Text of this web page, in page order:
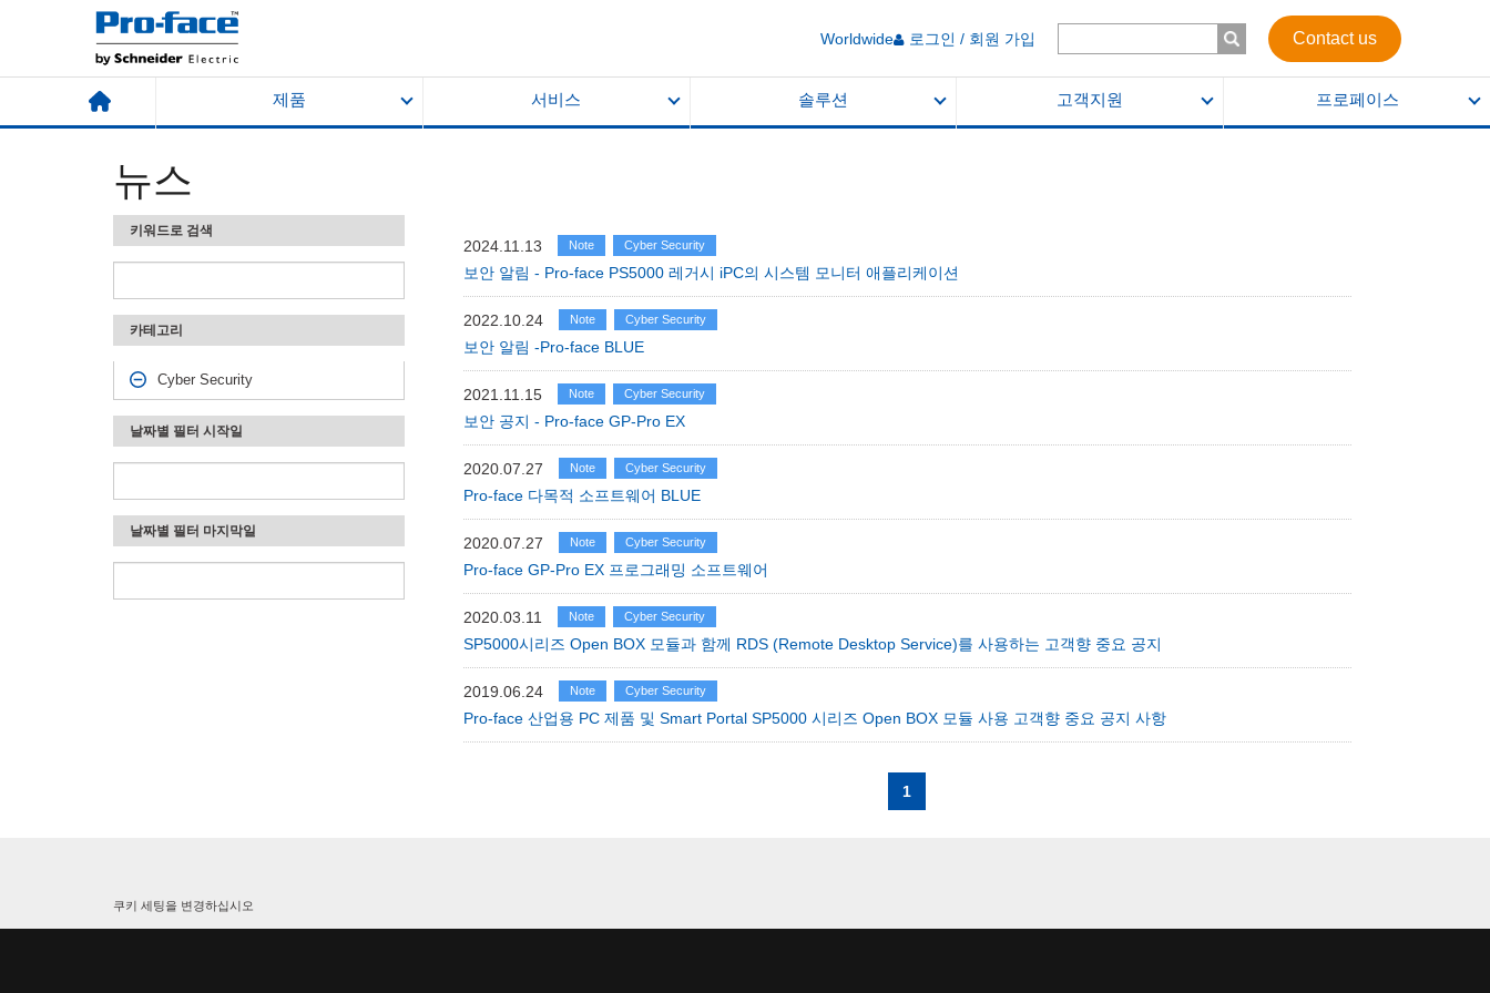
Worldwide 로그인 / 회원 가입 Contact us
제품 서비스 솔루션 고객지원 프로페이스
뉴스
키워드로 검색
카테고리
Cyber Security
날짜별 필터 시작일
날짜별 필터 마지막일
2024.11.13 Note Cyber Security
보안 알림 - Pro-face PS5000 레거시 iPC의 시스템 모니터 애플리케이션
2022.10.24 Note Cyber Security
보안 알림 -Pro-face BLUE
2021.11.15 Note Cyber Security
보안 공지 - Pro-face GP-Pro EX
2020.07.27 Note Cyber Security
Pro-face 다목적 소프트웨어 BLUE
2020.07.27 Note Cyber Security
Pro-face GP-Pro EX 프로그래밍 소프트웨어
2020.03.11 Note Cyber Security
SP5000시리즈 Open BOX 모듈과 함께 RDS (Remote Desktop Service)를 사용하는 고객향 중요 공지
2019.06.24 Note Cyber Security
Pro-face 산업용 PC 제품 및 Smart Portal SP5000 시리즈 Open BOX 모듈 사용 고객향 중요 공지 사항
1
쿠키 세팅을 변경하십시오